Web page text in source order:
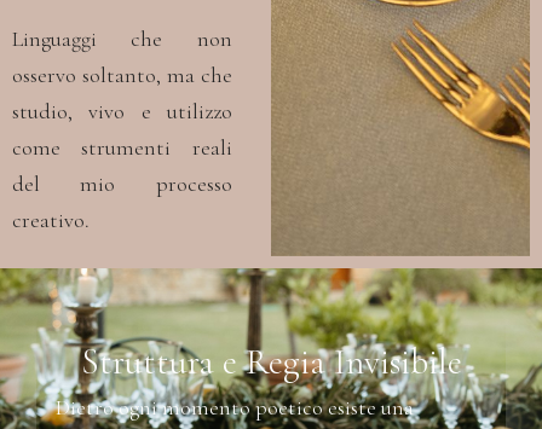
Linguaggi che non
osservo soltanto, ma che
studio, vivo e utilizzo
come strumenti reali
del mio processo
creativo.
Struttura e Regia Invisibile
Dietro ogni momento poeticoesiste una